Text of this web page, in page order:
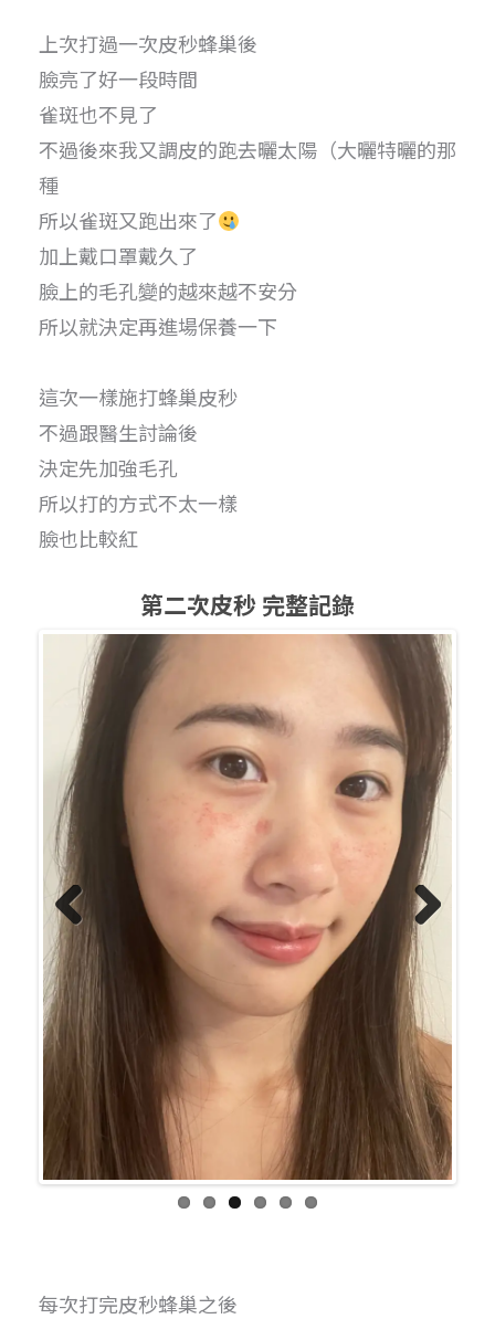
上次打過一次皮秒蜂巢後
臉亮了好一段時間
雀斑也不見了
不過後來我又調皮的跑去曬太陽（大曬特曬的那
種
所以雀斑又跑出來了
加上戴口罩戴久了
臉上的毛孔變的越來越不安分
所以就決定再進場保養一下
這次一樣施打蜂巢皮秒
不過跟醫生討論後
決定先加強毛孔
所以打的方式不太一樣
臉也比較紅
第二次皮秒 完整記錄
Previo
us
Next
每次打完皮秒蜂巢之後